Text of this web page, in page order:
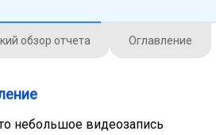
обзор отчета Оглавление
небольшое видеозапись